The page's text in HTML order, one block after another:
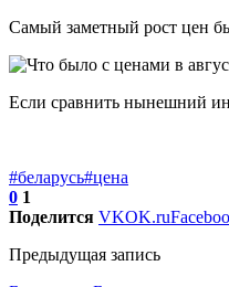
Самый заметный рост цен
Если сравнить нынешний
#беларусь#цена
0 1
Поделится VKOK.ru
Предыдущая запись